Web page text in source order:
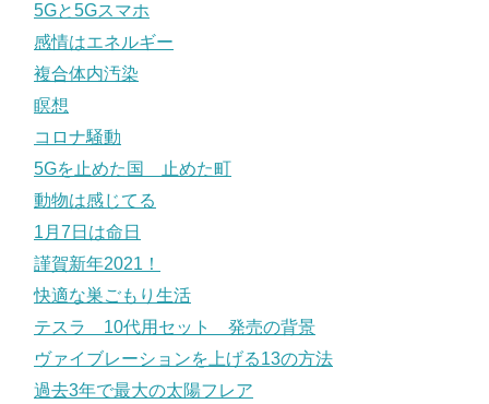
5Gと5Gスマホ
感情はエネルギー
複合体内汚染
瞑想
コロナ騒動
5Gを止めた国 止めた町
動物は感じてる
1月7日は命日
謹賀新年2021！
快適な巣ごもり生活
テスラ 10代用セット 発売の背景
ヴァイブレーションを上げる13の方法
過去3年で最大の太陽フレア